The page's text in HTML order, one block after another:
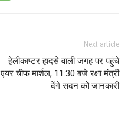
Next article
हेलीकाप्टर हादसे वाली जगह पर पहुंचे
एयर चीफ मार्शल, 11:30 बजे रक्षा मंत्री
देंगे सदन को जानकारी